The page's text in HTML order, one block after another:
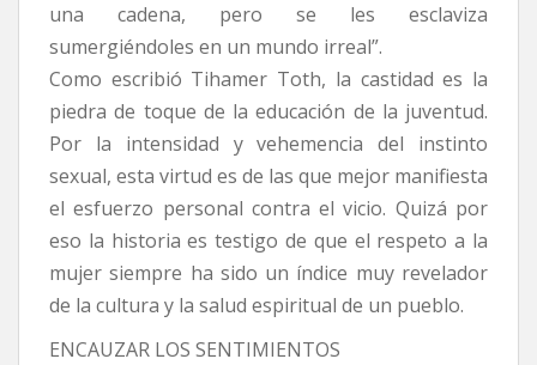
una cadena, pero se les esclaviza
sumergiéndoles en un mundo irreal”.
Como escribió Tihamer Toth, la castidad es la
piedra de toque de la educación de la juventud.
Por la intensidad y vehemencia del instinto
sexual, esta virtud es de las que mejor manifiesta
el esfuerzo personal contra el vicio. Quizá por
eso la historia es testigo de que el respeto a la
mujer siempre ha sido un índice muy revelador
de la cultura y la salud espiritual de un pueblo.
ENCAUZAR LOS SENTIMIENTOS